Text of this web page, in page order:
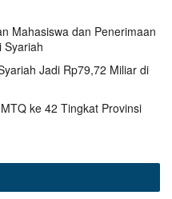
Mahasiswa dan Penerimaan
Syariah
Jadi Rp79,72 Miliar di
ke 42 Tingkat Provinsi